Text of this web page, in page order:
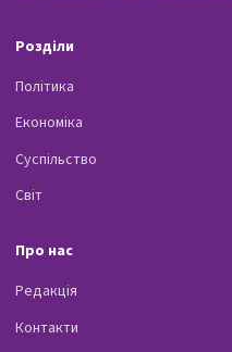
Розділи
Політика
Економіка
Суспільство
Світ
Про нас
Редакція
Контакти